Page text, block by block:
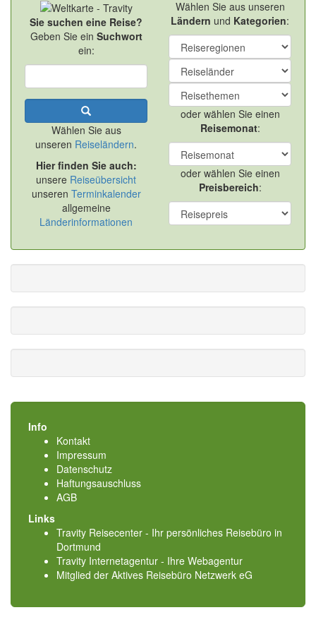
Sie suchen eine Reise?
Geben Sie ein Suchwort
ein:
Wählen Sie aus
unseren Reiseländern.
Hier finden Sie auch:
unsere Reiseübersicht
unseren Terminkalender
allgemeine
Länderinformationen
Wählen Sie aus unseren
Ländern und Kategorien:
oder wählen Sie einen
Reisemonat:
oder wählen Sie einen
Preisbereich:
Info
Kontakt
Impressum
Datenschutz
Haftungsauschluss
AGB
Links
Travity Reisecenter - Ihr persönliches Reisebüro in
Dortmund
Travity Internetagentur - Ihre Webagentur
Mitglied der Aktives Reisebüro Netzwerk eG